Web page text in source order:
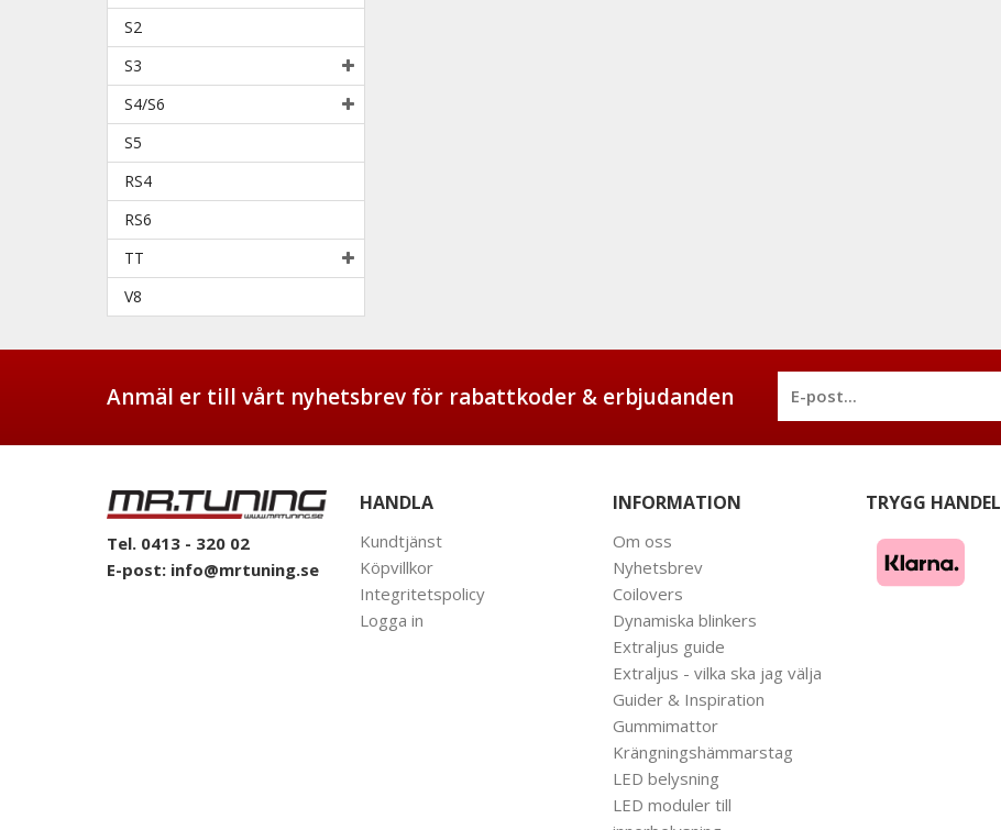
S2
S3
S4/S6
S5
RS4
RS6
TT
V8
Anmäl er till vårt nyhetsbrev för rabattkoder & erbjudanden
Tel. 0413 - 320 02
E-post: info@mrtuning.se
HANDLA
Kundtjänst
Köpvillkor
Integritetspolicy
Logga in
INFORMATION
Om oss
Nyhetsbrev
Coilovers
Dynamiska blinkers
Extraljus guide
Extraljus - vilka ska jag välja
Guider & Inspiration
Gummimattor
Krängningshämmarstag
LED belysning
LED moduler till
TRYGG HANDEL